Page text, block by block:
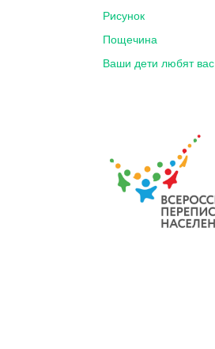
Рисунок
Пощечина
Ваши дети любят вас